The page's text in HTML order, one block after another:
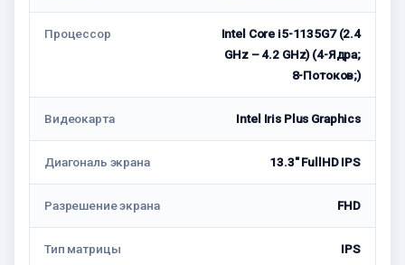
Процессор
Intel Core i5-1135G7 (2.4
GHz – 4.2 GHz) (4-Ядрa;
8-Потоков;)
Видеокарта Intel Iris Plus Graphics
Диагональ экрана 13.3" FullHD IPS
Разрешение экрана FHD
Тип матрицы IPS